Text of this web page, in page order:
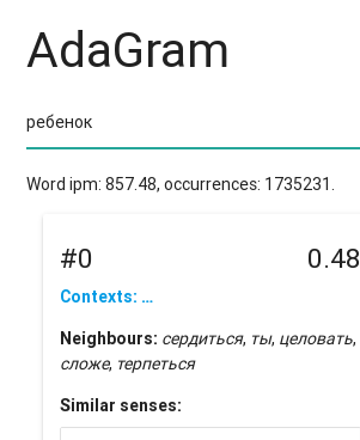
AdaGram
Word ipm: 857.48, occurrences: 1735231.
#0 0.48
Contexts: …
Neighbours: сердиться, ты, целовать,
сложе, терпеться
Similar senses: